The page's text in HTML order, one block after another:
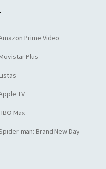
Prime Video
Plus
TV
Max
man: Brand New Day